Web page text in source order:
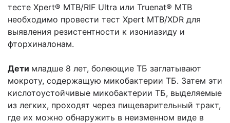
тесте Xpert® MTB/RIF Ultra или Truenat® MTB
необходимо провести тест Xpert MTB/XDR для
выявления резистентности к изониазиду и
фторхиналонам.
Дети младше 8 лет, болеющие ТБ заглатывают
мокроту, содержащую микобактерии ТБ. Затем эти
кислотоустойчивые микобактерии ТБ, выделяемые
из легких, проходят через пищеварительный тракт,
где их можно обнаружить в неизменном виде в